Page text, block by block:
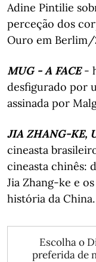
Adine Pintilie
perceção dos
Ouro em Berlim/
MUG - A FACE -
desfigurado por
assinada por
JIA ZHANG-KE,
cineasta
cineasta chinês:
Jia Zhang-ke e
história da China.
Escolha o
preferida de